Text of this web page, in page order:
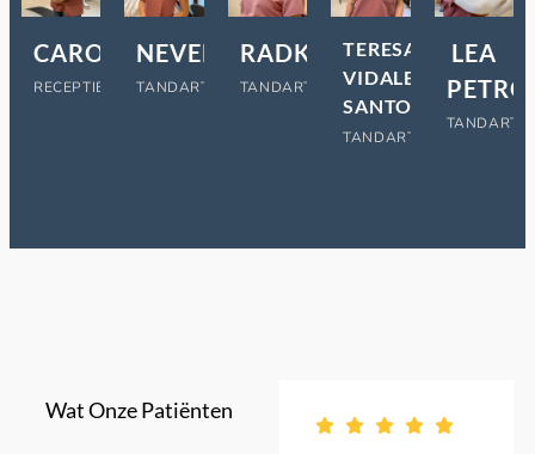
CAROLINE
RECEPTIEASSISTENT
NEVENA
TANDARTSASSISTENT
RADKA
TANDARTSASSISTENT
TERESA
VIDALES
SANTOS
TANDARTSASSISTENT
LEA
Wat Onze Patiënten